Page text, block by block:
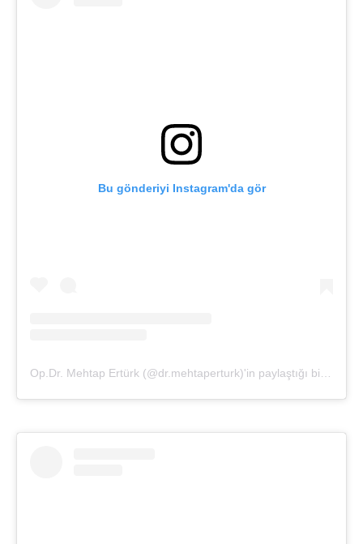
Bu gönderiyi Instagram'da gör
Op.Dr. Mehtap Ertürk (@dr.mehtaperturk)'in paylaştığı bir gönderi